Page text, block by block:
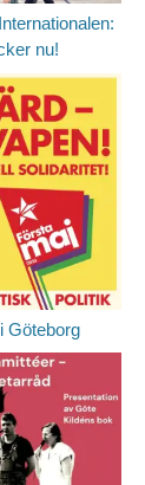
nu!
Göteborg